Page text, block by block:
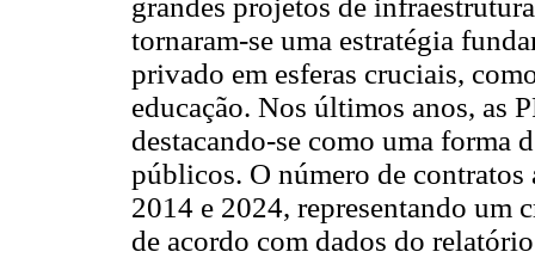
tornaram-se uma estratégia
privado em esferas cruciais,
educação. Nos últimos anos, as
destacando-se como uma forma
públicos. O número de contratos
2014 e 2024, representando um
de acordo com dados do